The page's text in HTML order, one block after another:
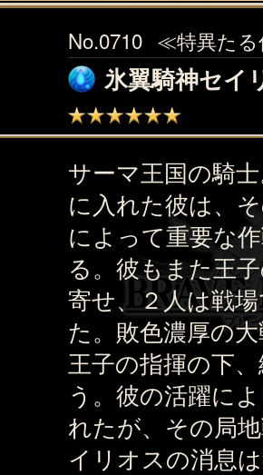
No.0710 ≪特異た
氷翼騎神セイ
サーマ王国の騎
に入れた彼は、
によって重要な
る。彼もまた王
寄せ、２人は戦
た。敗色濃厚の
王子の指揮の下
う。彼の活躍に
れたが、その局
イリオスの消息